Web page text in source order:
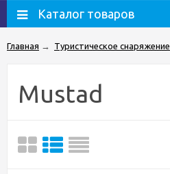
Каталог товаров
Главная → Туристическое снаряжение
Mustad